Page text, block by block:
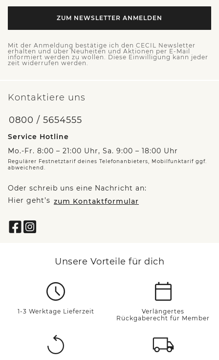
ZUM NEWSLETTER ANMELDEN
Mit der Anmeldung bestätige ich den CECIL Newsletter
erhalten und über Neuheiten und Aktionen per E-Mail
informiert werden zu wollen. Diese Einwilligung kann jeder
zeit widerrufen werden.
Kontaktiere uns
0800 / 5654555
Service Hotline
Mo.-Fr. 8:00 – 21:00 Uhr, Sa. 9:00 – 18:00 Uhr
Regulärer Festnetztarif deines Telefonanbieters, Mobilfunktarif ggf.
abweichend.
Oder schreib uns eine Nachricht an:
Hier geht’s zum Kontaktformular
Unsere Vorteile für dich
1-3 Werktage Lieferzeit
Verlängertes
Rückgaberecht für Member